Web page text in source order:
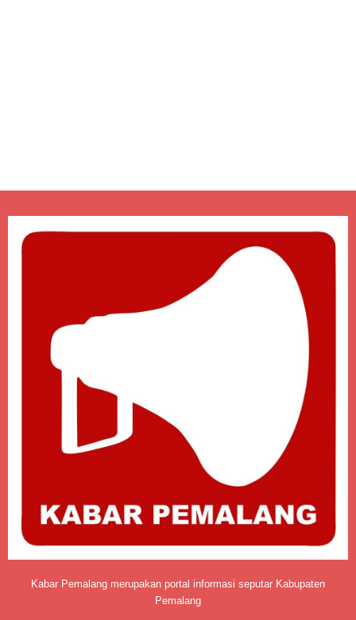
Kabar Pemalang merupakan portal informasi seputar Kabupaten
Pemalang